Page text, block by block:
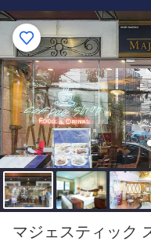
マジェスティック